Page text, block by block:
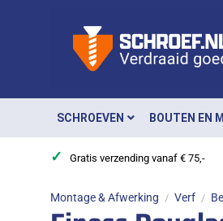
SCHROEVEN BOUTEN EN
✓ Gratis verzending vanaf € 75,-
Montage & Afwerking / Verf /